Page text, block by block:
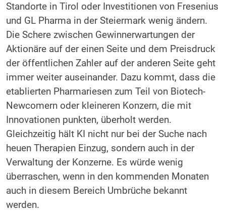
Standorte in Tirol oder Investitionen von Fresenius
und GL Pharma in der Steiermark wenig ändern.
Die Schere zwischen Gewinnerwartungen der
Aktionäre auf der einen Seite und dem Preisdruck
der öffentlichen Zahler auf der anderen Seite geht
immer weiter auseinander. Dazu kommt, dass die
etablierten Pharmariesen zum Teil von Biotech-
Newcomern oder kleineren Konzern, die mit
Innovationen punkten, überholt werden.
Gleichzeitig hält KI nicht nur bei der Suche nach
heuen Therapien Einzug, sondern auch in der
Verwaltung der Konzerne. Es würde wenig
überraschen, wenn in den kommenden Monaten
auch in diesem Bereich Umbrüche bekannt
werden.